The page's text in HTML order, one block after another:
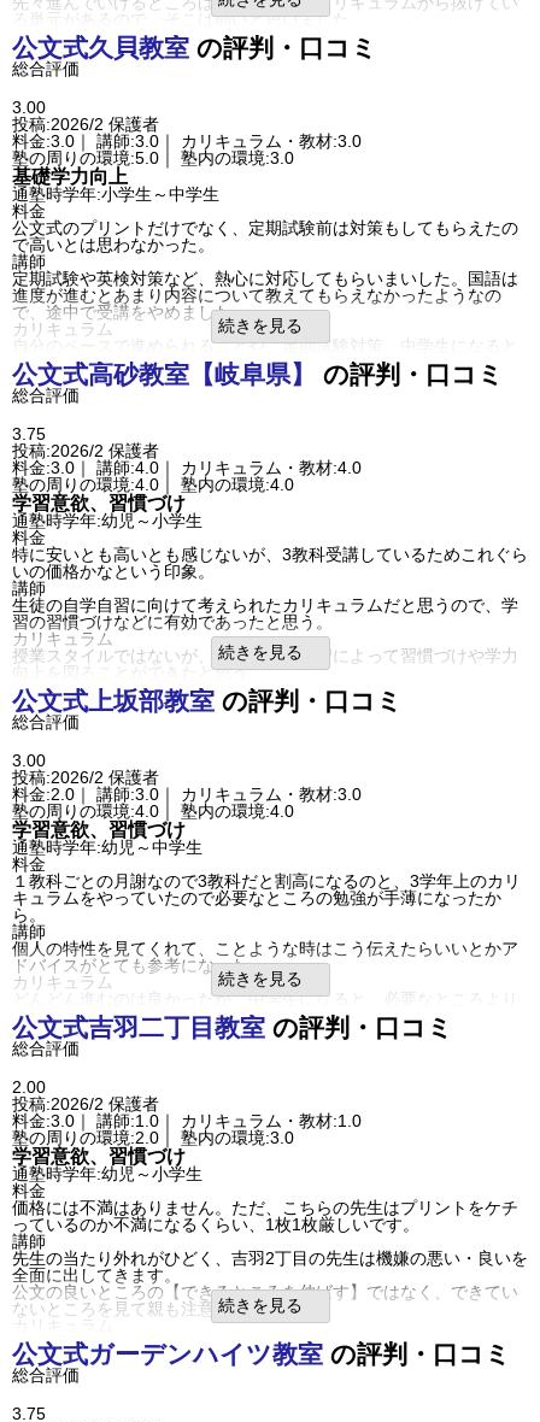
通塾頻度
週2日
成績/偏差値変化
STAY
成績/偏差値推移
入塾時:下位 → 入塾後:
下位
塾の雰囲気
自由
口コミ投稿者ID:2706398
不適切な口コミを報告する
瀬野川教室の教室情報を見る
る単元があるので、そこは弱いと思いました。
塾の周りの環境
この塾は車か近隣の方は自転車などで、通塾されています。塾の駐
車場から道を渡らなければ塾の入り口に入れないので、交通量もあ
塾内の環境
同じ教室にいる生徒の年齢や能力に差があり、集中しにくい日もあ
った。
入塾理由
塾講師の細やかな態度と、中学受験対策講座があること、前の塾と
月謝があまり変わらなかった所。
定期テスト
この塾では定期テスト対策などの講座は無かった。毎日の宿題プリ
ントだけです。
宿題
宿題は毎日5枚から10枚のプリントを渡され、15分から30分程度か
けてする、ほどよい分量だった。
良いところや要望
毎日の宿題プリントで、個人のペースに合わせて能力を伸ばしてい
けてよかったと思う。
カリキュラムから抜けている単元がなければ、もう少し続けてもよ
かったのになぁと思ったため。
利用内容
通っていた学校
進学できた学校
通塾の目的
中学受験
目的の達成度
やや達成できた
通塾頻度
週2日
1日あたりの授業時間1～2時間
成績/偏差値変化
STAY
成績/偏差値推移
入塾時: 入塾後:平均
塾の雰囲気
自由 平均
厳しい
口コミ投稿者ID:2699988
不適切な口コミを報告する
長野西教室の教室情報を見る
公文式久貝教室 の評判・口コミ
総合評価
3.00
投稿:2026/2 保護者
料金:3.0｜ 講師:3.0｜ カリキュラム・教材:3.0
塾の周りの環境:5.0｜ 塾内の環境:3.0
基礎学力向上
通塾時学年:小学生～中学生
料金
公文式のプリントだけでなく、定期試験前は対策もしてもらえたの
で高いとは思わなかった。
講師
定期試験や英検対策など、熱心に対応してもらいまいした。国語は
進度が進むとあまり内容について教えてもらえなかったようなの
で、途中で受講をやめました。
カリキュラム
自分のペースで進められることや、定期試験対策、中学生になると
きはその心構えを教えてもらえたことが良かった。
塾の周りの環境
大きな道路に面してい明るい場所なので治安、立地はよかったと思
塾内の環境
教室内はシンプルで、整理整頓されていました。生徒数に比べてや
や狭い気がしました。
入塾理由
小学生でも自己学習の習慣をつけたかったことや、家から通いやす
かったため。
良いところや要望
一人一人、状況に合わせて対応してもらえたところがよかったで
す。
総合評価
公文式の教室だけれど、定期試験や英検対策もしてもらえたことが
大変ありがたかったです。
利用内容
通っていた学校
公立小学校
進学できた学校
公立中学校
目的の達成度
達成できた
通塾頻度
週2日
1日あたりの授業時
成績/偏差値変化
成績/偏差値推移
入塾時: 平均よりやや上→
上
塾の雰囲気
自由 平均 厳しい
口コミ投稿者ID:2699712
不適切な口コミを報告する
久貝教室の教室情報を見る
続きを見る
公文式高砂教室【岐阜県】 の評判・口コミ
総合評価
3.75
投稿:2026/2 保護者
料金:3.0｜ 講師:4.0｜ カリキュラム・教材:4.0
塾の周りの環境:4.0｜ 塾内の環境:4.0
学習意欲、習慣づけ
通塾時学年:幼児～小学生
料金
特に安いとも高いとも感じないが、3教科受講しているためこれぐら
いの価格かなという印象。
講師
生徒の自学自習に向けて考えられたカリキュラムだと思うので、学
習の習慣づけなどに有効であったと思う。
カリキュラム
授業スタイルではないが、生徒の自学自習によって習慣づけや学力
向上を図ることができたと思う。
塾の周りの環境
治安は悪くなかったが、大きな通りから中に入った場所に位置して
おり、また、駐車場も特に広いわけではないため、駐車の際などに
塾内の環境
整理整頓がされており、生徒は真剣に勉強しているため雑音などは
なく、集中できる環境だと思う。
入塾理由
学習意欲、習慣づけに適していると思ったから。また、基礎学力向
上にも有効だと思ったから。
良いところや要望
ときに厳しい指導もしていただきながら、基礎学力とともに、自学
自習の姿勢を伸ばしてもらうことができたと思う。
総合評価
基礎学力の向上や学習習慣づけなど、入塾時の目的は達成できてい
ると思うから。
利用内容
通っていた学校
公立小学校
進学できた学校
公立小学校
目的の達成度
達成できた
通塾頻度
週2日
1日あたりの授業時間
成績/偏差値変化
成績/偏差値推移
塾の雰囲気
自由 平均 厳しい
口コミ投稿者ID:2699671
不適切な口コミを報告する
高砂教室【岐阜県】の教室情報を見る
続きを見る
公文式上坂部教室 の評判・口コミ
総合評価
3.00
投稿:2026/2 保護者
料金:2.0｜ 講師:3.0｜ カリキュラム・教材:3.0
塾の周りの環境:4.0｜ 塾内の環境:4.0
学習意欲、習慣づけ
通塾時学年:幼児～中学生
料金
１教科ごとの月謝なので3教科だと割高になるのと、3学年上のカリ
キュラムをやっていたので必要なところの勉強が手薄になったか
ら。
講師
個人の特性を見てくれて、ことような時はこう伝えたらいいとかア
ドバイスがとても参考になった。
カリキュラム
どんどん進むのは良かったが、中学生になると、必要なところより
進みすぎていてテスト勉強に糧にはならなかった。
塾の周りの環境
小学生からは自分で行って自分で帰って来れる距離だったので良か
た。
塾内の環境
道路に面しているので、交通の騒音はたまにきこえていたが、概ね
雑音は少なかった。
入塾理由
頭がいい子が公文に通っていたし学習習慣をつけたかったことと近
くにあったから。
良いところや要望
中学生になったら定期テスト対策があれば良かったと思う。あちこ
ちに教室があるので通いやすいと思う。
総合評価
基礎的な計算などは力がついたが応用力などあまり成長がなかった
と思う。
利用内容
通っていた学校
公立小学校
通塾の目的
学習意欲、習慣づけ
目的の達成度
やや達成できた
通塾頻度
1日あたりの授業時間
続きを見る
公文式吉羽二丁目教室 の評判・口コミ
総合評価
2.00
投稿:2026/2 保護者
料金:3.0｜ 講師:1.0｜ カリキュラム・教材:1.0
塾の周りの環境:2.0｜ 塾内の環境:3.0
学習意欲、習慣づけ
通塾時学年:幼児～小学生
料金
価格には不満はありません。ただ、こちらの先生はプリントをケチ
っているのか不満になるくらい、1枚1枚厳しいです。
講師
先生の当たり外れがひどく、吉羽2丁目の先生は機嫌の悪い・良いを
全面に出してきます。
公文の良いところの【できるところを伸ばす】ではなく、できてい
ないところを見て親も注意されます。
カリキュラム
公文自体の教材やカリキュラムは素晴らしいと思います。ただ、先
生によって進め方が違うので、こちらの先生は確実に進めるので進
み方は遅いと思います。
駐車場が入りづらく、待ってる車も多いので送迎時には気をつけな
続きを見る
公文式ガーデンハイツ教室 の評判・口コミ
総合評価
3.75